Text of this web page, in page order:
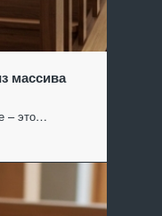
массива
– это…